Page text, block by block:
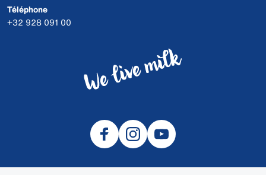
Téléphone
+32 928 091 00